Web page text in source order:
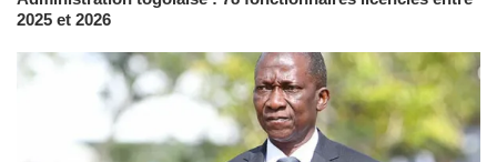
2025 et 2026